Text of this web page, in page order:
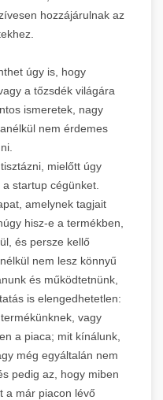
hozzájárulnak az
úgy is, hogy
a tőzsdék világára
ismeretek, nagy
nem érdemes
mielőtt úgy
startup cégünket.
amelynek tagjait
hisz-e a termékben,
és persze kellő
nem lesz könnyű
és működtetnünk,
is elengedhetetlen:
vagy
a piaca; mit kínálunk,
még egyáltalán nem
pedig az, hogy miben
a már piacon lévő